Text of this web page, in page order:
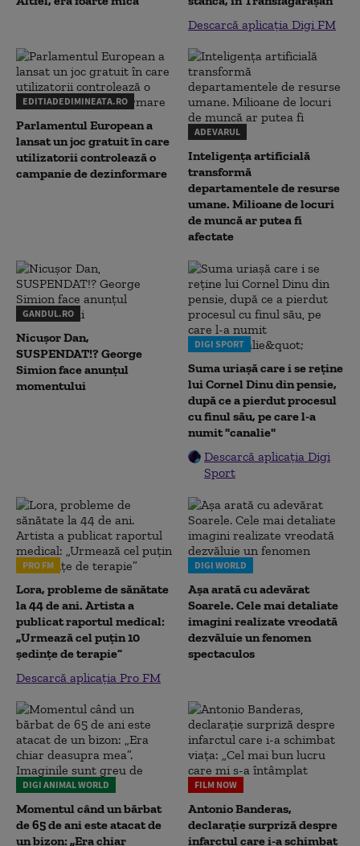
Descarcă aplicația Digi FM
EDITIADEDIMINEATA.RO
Parlamentul European a
lansat un joc gratuit în care
utilizatorii controlează o
campanie de dezinformare
ADEVARUL
Inteligența artificială
transformă
departamentele de resurse
umane. Milioane de locuri
de muncă ar putea fi
afectate
GANDUL.RO
Nicușor Dan,
SUSPENDAT!? George
Simion face anunțul
momentului
DIGI SPORT
Suma uriașă care i se reține
lui Cornel Dinu din pensie,
după ce a pierdut procesul
cu finul său, pe care l-a
numit "canalie"
Descarcă aplicația Digi
Sport
PRO FM
Lora, probleme de sănătate
la 44 de ani. Artista a
publicat raportul medical:
„Urmează cel puțin 10
ședințe de terapie”
Descarcă aplicația Pro FM
DIGI WORLD
Așa arată cu adevărat
Soarele. Cele mai detaliate
imagini realizate vreodată
dezvăluie un fenomen
spectaculos
DIGI ANIMAL WORLD
Momentul când un bărbat
de 65 de ani este atacat de
un bizon: „Era chiar
FILM NOW
Antonio Banderas,
declarație surpriză despre
infarctul care i-a schimbat